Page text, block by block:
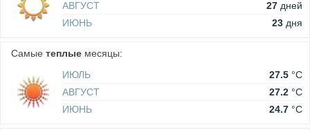
АВГУСТ
27 дней
ИЮНЬ
23 дня
Самые теплые месяцы:
ИЮЛЬ
27.5 °C
АВГУСТ
27.2 °C
ИЮНЬ
24.7 °C